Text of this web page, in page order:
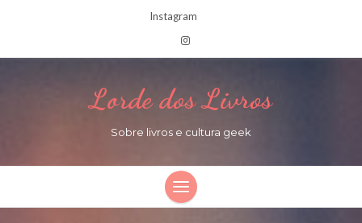
Instagram
Lorde dos Livros
Sobre livros e cultura geek